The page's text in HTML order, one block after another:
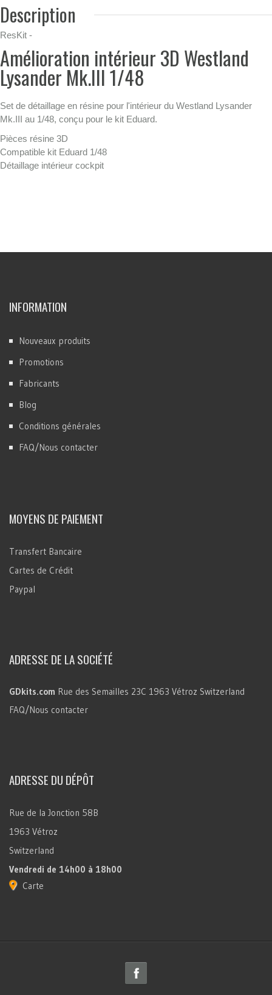
Description
ResKit -
Amélioration intérieur 3D Westland
Lysander Mk.III 1/48
Set de détaillage en résine pour l'intérieur du Westland Lysander
Mk.III au 1/48, conçu pour le kit Eduard.
Pièces résine 3D
Compatible kit Eduard 1/48
Détaillage intérieur cockpit
INFORMATION
Nouveaux produits
Promotions
Fabricants
Blog
Conditions générales
FAQ/Nous contacter
MOYENS DE PAIEMENT
Transfert Bancaire
Cartes de Crédit
Paypal
ADRESSE DE LA SOCIÉTÉ
GDkits.com Rue des Semailles 23C 1963 Vétroz Switzerland
FAQ/Nous contacter
ADRESSE DU DÉPÔT
Rue de la Jonction 58B
1963 Vétroz
Switzerland
Vendredi de 14h00 à 18h00
Carte